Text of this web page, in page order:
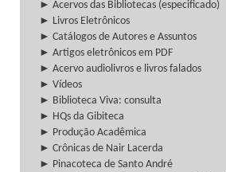
► Acervos das Bibliotecas (especificado)
► Livros Eletrônicos
► Catálogos de Autores e Assuntos
► Artigos eletrônicos em PDF
► Acervo audiolivros e livros falados
► Vídeos
► Biblioteca Viva: consulta
► HQs da Gibiteca
► Produção Acadêmica
► Crônicas de Nair Lacerda
► Pinacoteca de Santo André